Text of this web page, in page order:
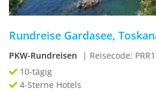
Rundreise Gardasee,
PKW-Rundreisen
| Reisecode:
10-tägig
4-Sterne Hotels